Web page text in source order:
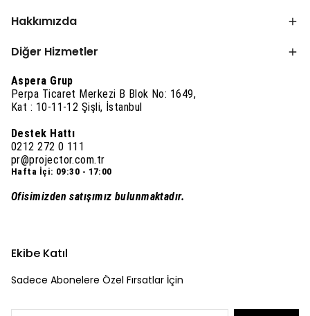
Hakkımızda
Diğer Hizmetler
Aspera Grup
Perpa Ticaret Merkezi B Blok No: 1649,
Kat : 10-11-12 Şişli, İstanbul
Destek Hattı
0212 272 0 111
pr@projector.com.tr
Hafta İçi: 09:30 - 17:00
Ofisimizden satışımız bulunmaktadır.
Ekibe Katıl
Sadece Abonelere Özel Fırsatlar İçin